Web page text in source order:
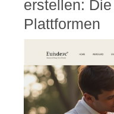
erstellen:
Plattformen